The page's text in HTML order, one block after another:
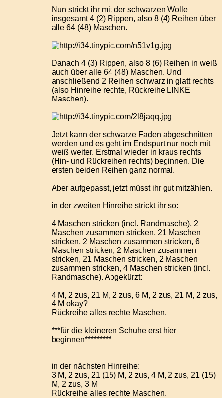
Nun strickt ihr mit der schwarzen Wolle
insgesamt 4 (2) Rippen, also 8 (4) Reihen über
alle 64 (48) Maschen.
Danach 4 (3) Rippen, also 8 (6) Reihen in weiß
auch über alle 64 (48) Maschen. Und
anschließend 2 Reihen schwarz in glatt rechts
(also Hinreihe rechte, Rückreihe LINKE
Maschen).
Jetzt kann der schwarze Faden abgeschnitten
werden und es geht im Endspurt nur noch mit
weiß weiter. Erstmal wieder in kraus rechts
(Hin- und Rückreihen rechts) beginnen. Die
ersten beiden Reihen ganz normal.
Aber aufgepasst, jetzt müsst ihr gut mitzählen.
in der zweiten Hinreihe strickt ihr so:
4 Maschen stricken (incl. Randmasche), 2
Maschen zusammen stricken, 21 Maschen
stricken, 2 Maschen zusammen stricken, 6
Maschen stricken, 2 Maschen zusammen
stricken, 21 Maschen stricken, 2 Maschen
zusammen stricken, 4 Maschen stricken (incl.
Randmasche). Abgekürzt:
4 M, 2 zus, 21 M, 2 zus, 6 M, 2 zus, 21 M, 2 zus,
4 M okay?
Rückreihe alles rechte Maschen.
***für die kleineren Schuhe erst hier
beginnen*********
in der nächsten Hinreihe:
3 M, 2 zus, 21 (15) M, 2 zus, 4 M, 2 zus, 21 (15)
M, 2 zus, 3 M
Rückreihe alles rechte Maschen.